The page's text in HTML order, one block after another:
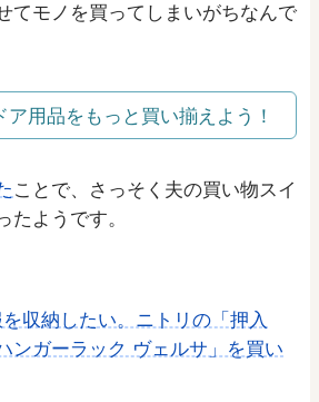
てモノを買ってしまいがちなんで
ア用品をもっと買い揃えよう！
ことで、さっそく夫の買い物スイ
たようです。
収納したい。ニトリの「押入
ンガーラック ヴェルサ」を買い